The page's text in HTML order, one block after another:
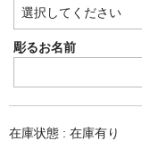
彫るお名前
在庫状態 : 在庫有り